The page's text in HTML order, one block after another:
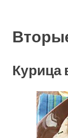
Курица